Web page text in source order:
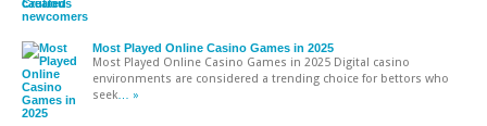
Most Played Online Casino Games in 2025
Most Played Online Casino Games in 2025 Digital casino
environments are considered a trending choice for bettors who
seek… »